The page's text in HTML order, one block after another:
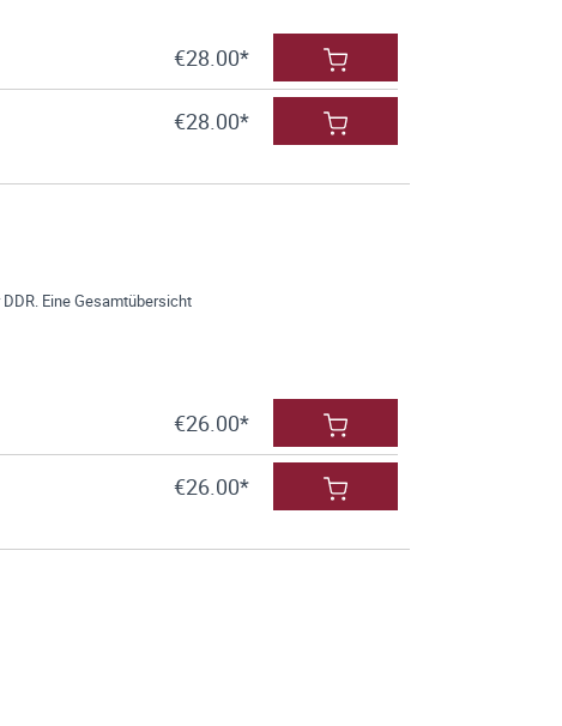
€28.00*
€28.00*
Eine Gesamtübersicht
€26.00*
€26.00*